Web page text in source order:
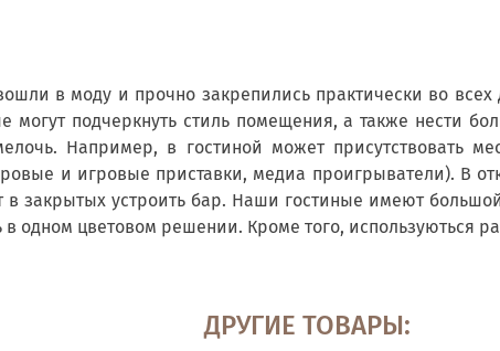
в моду и прочно закрепились практически во
могут подчеркнуть стиль помещения, а также нести
Например, в гостиной может присутствовать
и игровые приставки, медиа проигрыватели). В
закрытых устроить бар. Наши гостиные имеют
одном цветовом решении. Кроме того, используються
ДРУГИЕ ТОВАРЫ: